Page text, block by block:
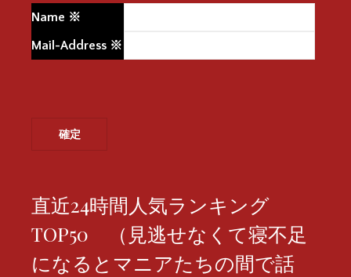
Name ※
Mail-Address ※
直近24時間人気ランキング
TOP50 （見逃せなくて寝不足
になるとマニアたちの間で話